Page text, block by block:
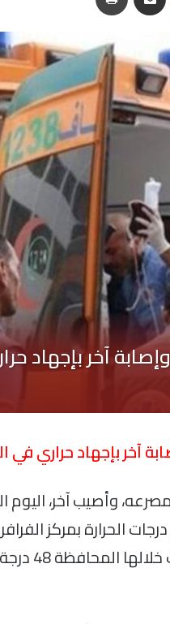
آخر بإجهاد حراري في
وأصيب آخر، اليوم
درجات الحرارة بمركز
موجة